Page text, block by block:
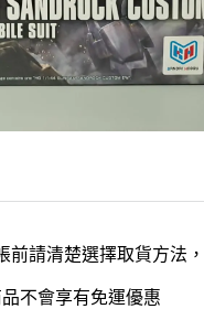
前請清楚選擇取貨方法
不會享有免運優惠